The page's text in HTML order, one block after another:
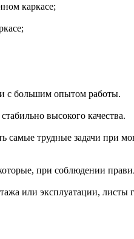
каркасе;
с большим опытом работы.
высокого качества.
трудные задачи при
при соблюдении
или эксплуатации, листы